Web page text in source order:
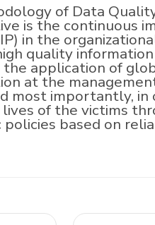
of Data
is the continuous
in the
quality
the application of
at the
most importantly, in
of the victims
based on